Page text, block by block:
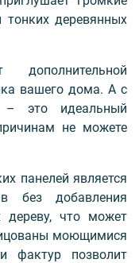
тонких деревянных
вашего дома. А с
– это идеальный
не можете
панелей является
без добавления
дереву, что может
моющимися
фактур позволит